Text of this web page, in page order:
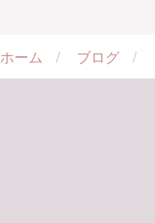
ホーム ブログ